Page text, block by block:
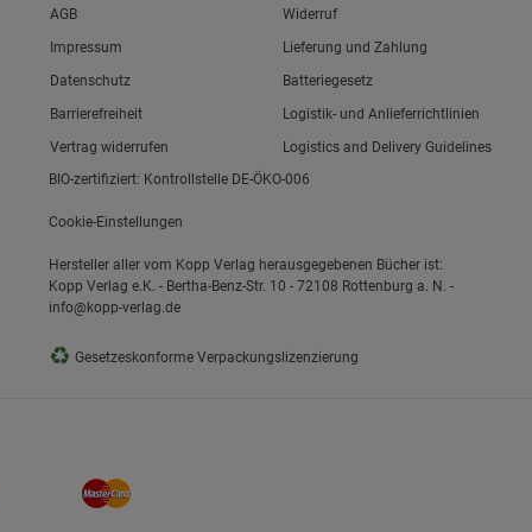
Link zum/zur
AGB
Link zum/zur
Impressum
Link zum/zur
Datenschutz
Link zum/zur
Barrierefreiheit
Vertrag widerrufen
Widerruf
Lieferung und Zahlung
Batteriegesetz
Logistik- und Anlieferrichtlinien
Logistics and Delivery Guidelines
BIO-zertifiziert: Kontrollstelle DE-ÖKO-006
Cookie-Einstellungen
Hersteller aller vom Kopp Verlag herausgegebenen Bücher ist:
Kopp Verlag e.K. - Bertha-Benz-Str. 10 - 72108 Rottenburg a. N. -
info@kopp-verlag.de
♻ Gesetzeskonforme Verpackungslizenzierung
Gruppe